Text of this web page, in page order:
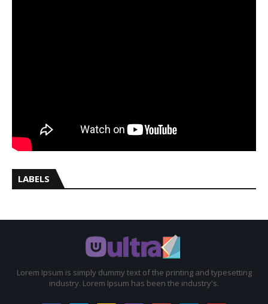
LABELS
Lorem Ipsum is simply dummy text of the printing and typesetting
industry. Lorem Ipsum has been the industry's.